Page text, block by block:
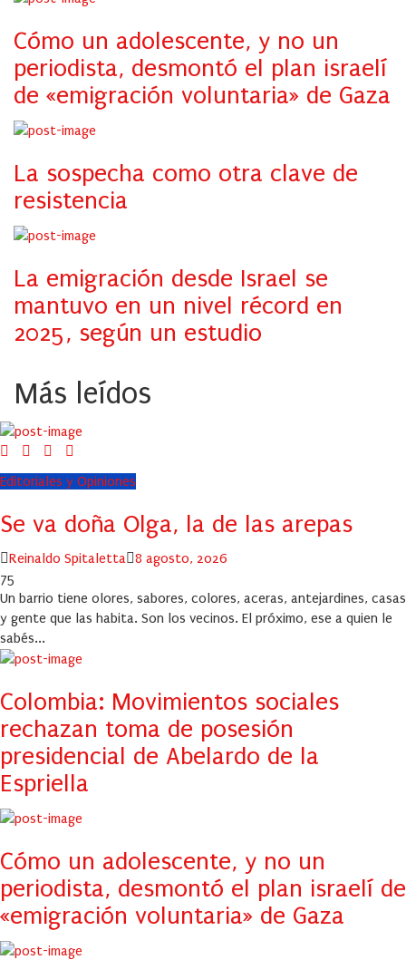
Cómo un adolescente, y no un
periodista, desmontó el plan israelí
de «emigración voluntaria» de Gaza
La sospecha como otra clave de
resistencia
La emigración desde Israel se
mantuvo en un nivel récord en
2025, según un estudio
Más leídos
Editoriales y Opiniones
Se va doña Olga, la de las arepas
Author
Reinaldo Spitaletta Posted
8 agosto, 2026
75
Un barrio tiene olores, sabores, colores, aceras, antejardines, casas
y gente que las habita. Son los vecinos. El próximo, ese a quien le
sabés...
Colombia: Movimientos sociales
rechazan toma de posesión
presidencial de Abelardo de la
Espriella
Cómo un adolescente, y no un
periodista, desmontó el plan israelí de
«emigración voluntaria» de Gaza